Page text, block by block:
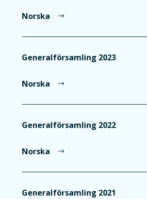
Norska
Generalförsamling 2023
Norska
Generalförsamling 2022
Norska
Generalförsamling 2021